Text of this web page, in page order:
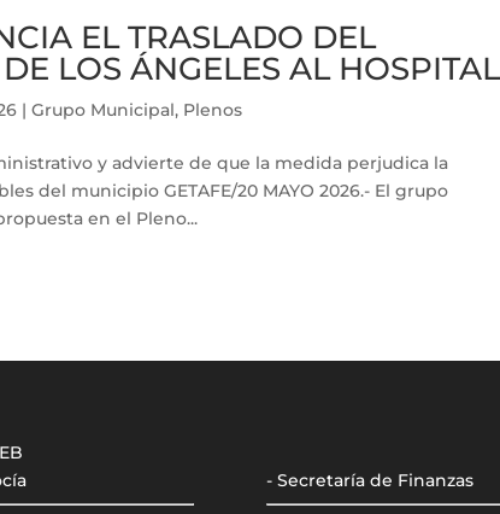
EL TRASLADO DEL
LOS ÁNGELES AL HOSPITAL
|Grupo Municipal, Plenos
y advierte de que la medida perjudica la
del municipio GETAFE/20 MAYO 2026.- El grupo
en el Pleno...
- Secretaría de Finanzas